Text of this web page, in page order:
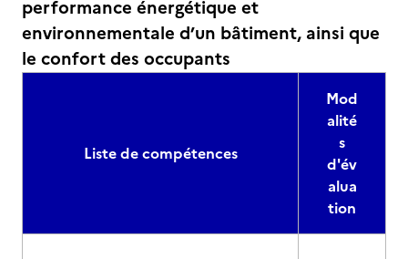
performance énergétique et
environnementale d’un bâtiment, ainsi que
le confort des occupants
Liste de compétences
Mod
alité
s
d'év
alua
tion